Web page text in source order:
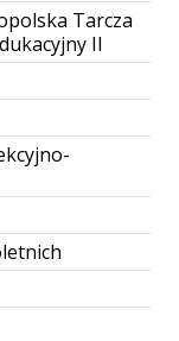
Tarcza
II